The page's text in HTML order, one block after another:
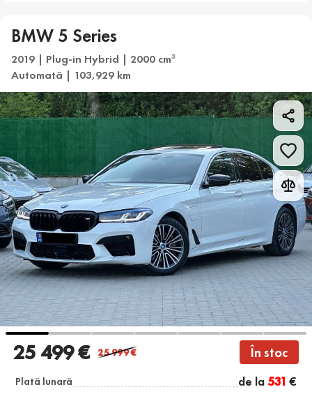
BMW 5 Series
2019 | Plug-in Hybrid | 2000 cm3
Automată | 103,929 km
25 499 € 25 999€ În stoc
Plată lunară de la 531 €